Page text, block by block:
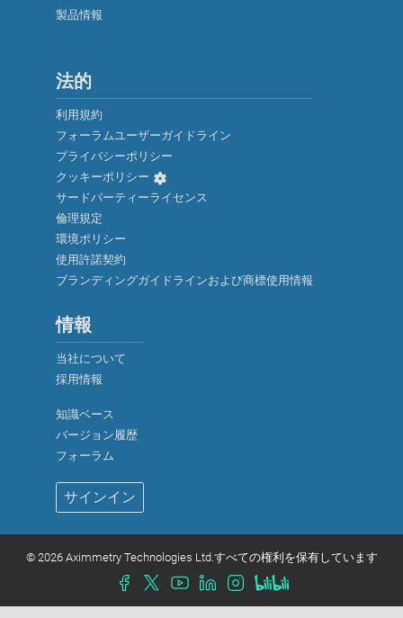
製品情報
法的
利用規約
フォーラムユーザーガイドライン
プライバシーポリシー
クッキーポリシー
サードパーティーライセンス
倫理規定
環境ポリシー
使用許諾契約
ブランディングガイドラインおよび商標使用情報
情報
当社について
採用情報
知識ベース
バージョン履歴
フォーラム
サインイン
© 2026 Aximmetry Technologies Ltd.すべての権利を保有しています
厳密に必要なクッキー
機能性クッキー（推奨）
分析およびマーケティング用クッキー（推奨）
クッキーポリシー
すべて承諾 選択を確定